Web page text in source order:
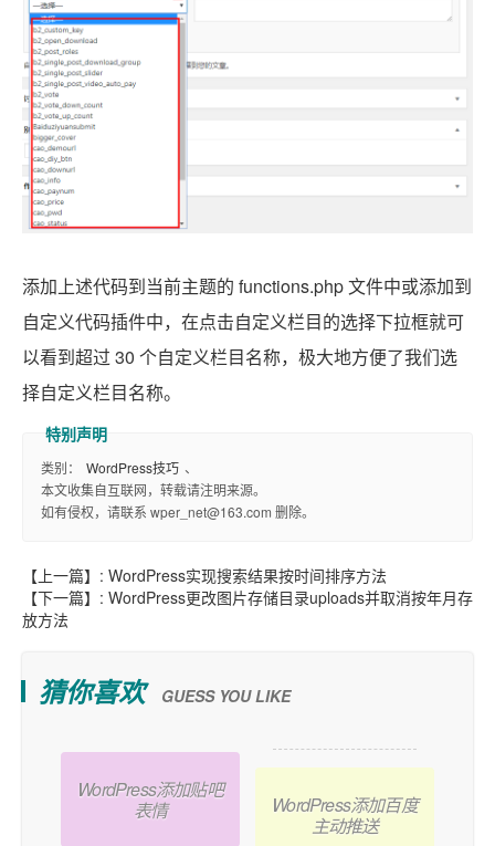
添加上述代码到当前主题的 functions.php 文件中或添加到
自定义代码插件中，在点击自定义栏目的选择下拉框就可
以看到超过 30 个自定义栏目名称，极大地方便了我们选
择自定义栏目名称。
类别： WordPress技巧 、
本文收集自互联网，转载请注明来源。
如有侵权，请联系 wper_net@163.com 删除。
【上一篇】: WordPress实现搜索结果按时间排序方法
【下一篇】: WordPress更改图片存储目录uploads并取消按年月存
放方法
猜你喜欢 GUESS YOU LIKE
WordPress添加贴吧
表情
WordPress添加百度
主动推送